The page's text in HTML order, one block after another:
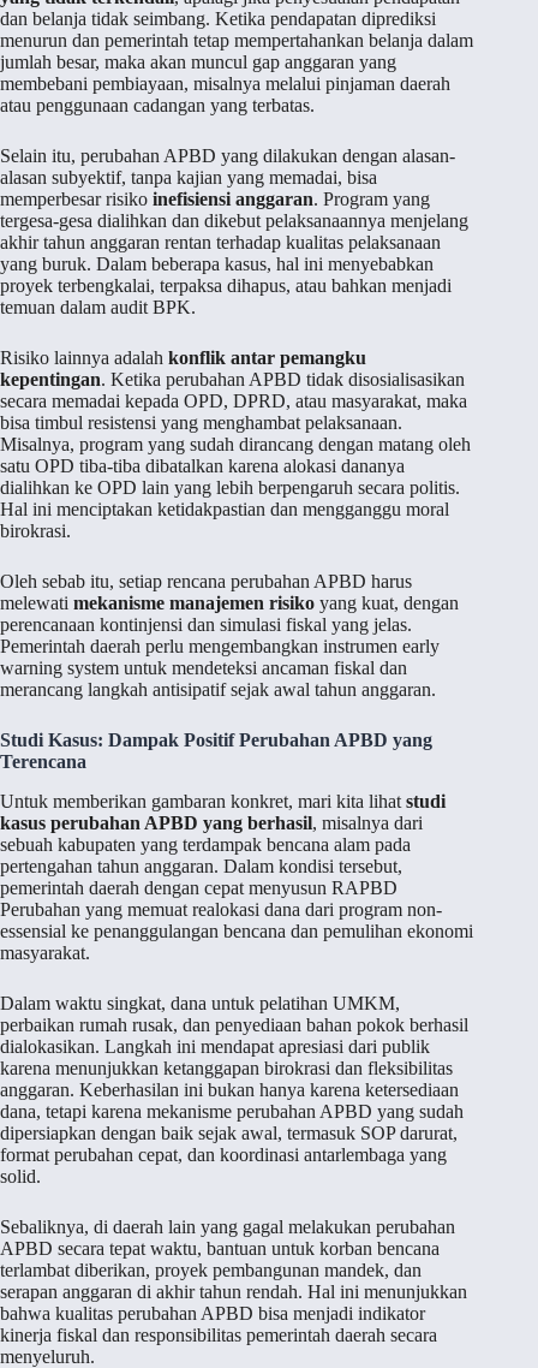
dan belanja tidak seimbang. Ketika pendapatan diprediksi
menurun dan pemerintah tetap mempertahankan belanja dalam
jumlah besar, maka akan muncul gap anggaran yang
membebani pembiayaan, misalnya melalui pinjaman daerah
atau penggunaan cadangan yang terbatas.
Selain itu, perubahan APBD yang dilakukan dengan alasan-
alasan subyektif, tanpa kajian yang memadai, bisa
memperbesar risiko inefisiensi anggaran. Program yang
tergesa-gesa dialihkan dan dikebut pelaksanaannya menjelang
akhir tahun anggaran rentan terhadap kualitas pelaksanaan
yang buruk. Dalam beberapa kasus, hal ini menyebabkan
proyek terbengkalai, terpaksa dihapus, atau bahkan menjadi
temuan dalam audit BPK.
Risiko lainnya adalah konflik antar pemangku
kepentingan. Ketika perubahan APBD tidak disosialisasikan
secara memadai kepada OPD, DPRD, atau masyarakat, maka
bisa timbul resistensi yang menghambat pelaksanaan.
Misalnya, program yang sudah dirancang dengan matang oleh
satu OPD tiba-tiba dibatalkan karena alokasi dananya
dialihkan ke OPD lain yang lebih berpengaruh secara politis.
Hal ini menciptakan ketidakpastian dan mengganggu moral
birokrasi.
Oleh sebab itu, setiap rencana perubahan APBD harus
melewati mekanisme manajemen risiko yang kuat, dengan
perencanaan kontinjensi dan simulasi fiskal yang jelas.
Pemerintah daerah perlu mengembangkan instrumen early
warning system untuk mendeteksi ancaman fiskal dan
merancang langkah antisipatif sejak awal tahun anggaran.
Studi Kasus: Dampak Positif Perubahan APBD yang
Terencana
Untuk memberikan gambaran konkret, mari kita lihat studi
kasus perubahan APBD yang berhasil, misalnya dari
sebuah kabupaten yang terdampak bencana alam pada
pertengahan tahun anggaran. Dalam kondisi tersebut,
pemerintah daerah dengan cepat menyusun RAPBD
Perubahan yang memuat realokasi dana dari program non-
essensial ke penanggulangan bencana dan pemulihan ekonomi
masyarakat.
Dalam waktu singkat, dana untuk pelatihan UMKM,
perbaikan rumah rusak, dan penyediaan bahan pokok berhasil
dialokasikan. Langkah ini mendapat apresiasi dari publik
karena menunjukkan ketanggapan birokrasi dan fleksibilitas
anggaran. Keberhasilan ini bukan hanya karena ketersediaan
dana, tetapi karena mekanisme perubahan APBD yang sudah
dipersiapkan dengan baik sejak awal, termasuk SOP darurat,
format perubahan cepat, dan koordinasi antarlembaga yang
solid.
Sebaliknya, di daerah lain yang gagal melakukan perubahan
APBD secara tepat waktu, bantuan untuk korban bencana
terlambat diberikan, proyek pembangunan mandek, dan
serapan anggaran di akhir tahun rendah. Hal ini menunjukkan
bahwa kualitas perubahan APBD bisa menjadi indikator
kinerja fiskal dan responsibilitas pemerintah daerah secara
menyeluruh.